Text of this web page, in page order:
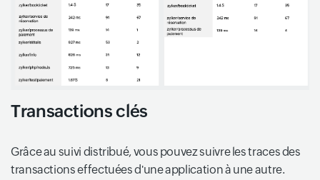
Transactions clés
Grâce au suivi distribué, vous pouvez suivre les traces des
transactions effectuées d'une application à une autre.